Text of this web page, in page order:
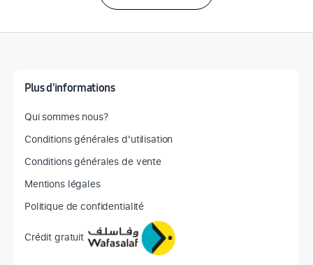
Plus d'informations
Qui sommes nous?
Conditions générales d'utilisation
Conditions générales de vente
Mentions légales
Politique de confidentialité
Crédit gratuit